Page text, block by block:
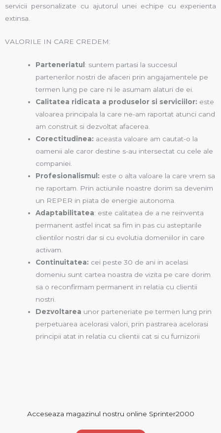
servicii personalizate cu ajutorul unei echipe cu experienta
extinsa.
VALORILE IN CARE CREDEM:
Parteneriatul : suntem partasi la succesul
partenerilor nostri de afaceri prin angajamentele pe
termen lung pe care ni le asumam alaturi de ei.
Calitatea ridicata a produselor si serviciilor: este
valoarea principala la care ne-am raportat atunci cand
am construit si dezvoltat afacerea.
Corectitudinea: aceasta valoare am cautat-o la
oamenii ale caror destine s-au intersectat cu cele ale
companiei.
Profesionalismul: este o alta valoare la care vrem sa
ne raportam. Prin actiunile noastre dorim sa devenim
un REPER in piata de energie autonoma.
Adaptabilitatea: este calitatea de a ne reinventa
permanent astfel incat sa fim in pas cu asteptarile
clientilor nostri dar si cu evolutia domeniilor in care
activam.
Continuitatea: cei peste 30 de ani in acelasi
domeniu sunt cartea noastra de vizita pe care dorim
sa o reconfirmam permanent in relatia cu clientii
nostri.
Dezvoltarea unor parteneriate pe termen lung prin
perpetuarea acelorasi valori, prin pastrarea acelorasi
principii atat in relatia cu clientii cat si cu furnizorii
Acceseaza magazinul nostru online Sprinter2000